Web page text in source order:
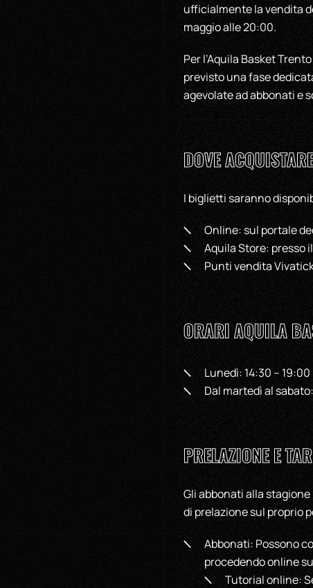
ufficialmente la vendita
maggio alle 20:00.
Per l’Aquila Basket
previsto una fase
agevolate ad abbonati e
DOVE
I biglietti saranno
Online: sul portale
Aquila Store: presso
Punti vendita
ORARI AQUILA
Lunedì: 14:30 – 19:00
Dal martedì al
PRELAZIONE E
Gli abbonati alla
di prelazione sul proprio
Abbonati: Possono
procedendo online
Tutorial online: